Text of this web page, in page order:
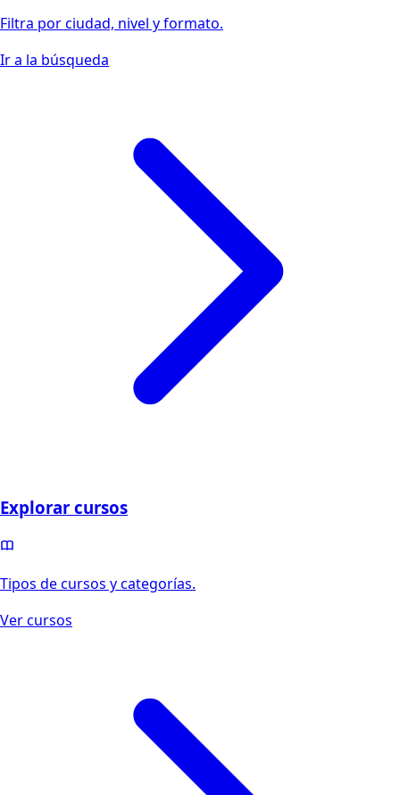
Filtra por ciudad, nivel y formato.
Ir a la búsqueda
Explorar cursos
Tipos de cursos y categorías.
Ver cursos